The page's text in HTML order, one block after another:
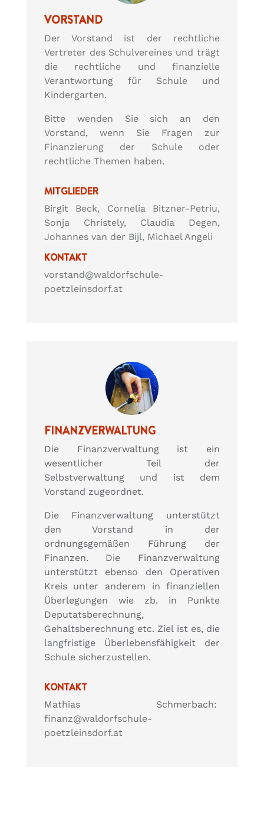
VORSTAND
Der Vorstand ist der rechtliche
Vertreter des Schulvereines und trägt
die rechtliche und finanzielle
Verantwortung für Schule und
Kindergarten.
Bitte wenden Sie sich an den
Vorstand, wenn Sie Fragen zur
Finanzierung der Schule oder
rechtliche Themen haben.
MITGLIEDER
Birgit Beck, Cornelia Bitzner-Petriu,
Sonja Christely, Claudia Degen,
Johannes van der Bijl, Michael Angeli
KONTAKT
vorstand@waldorfschule-
poetzleinsdorf.at
FINANZVERWALTUNG
Die Finanzverwaltung ist ein
wesentlicher Teil der
Selbstverwaltung und ist dem
Vorstand zugeordnet.
Die Finanzverwaltung unterstützt
den Vorstand in der
ordnungsgemäßen Führung der
Finanzen. Die Finanzverwaltung
unterstützt ebenso den Operativen
Kreis unter anderem in finanziellen
Überlegungen wie zb. in Punkte
Deputatsberechnung,
Gehaltsberechnung etc. Ziel ist es, die
langfristige Überlebensfähigkeit der
Schule sicherzustellen.
KONTAKT
Mathias Schmerbach:
finanz@waldorfschule-
poetzleinsdorf.at